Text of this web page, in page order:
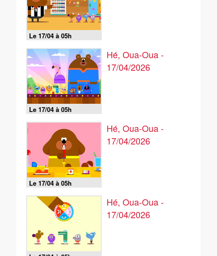
Le 17/04 à 05h
Le 17/04 à 05h
Hé, Oua-Oua -
17/04/2026
Le 17/04 à 05h
Hé, Oua-Oua -
17/04/2026
Hé, Oua-Oua -
17/04/2026